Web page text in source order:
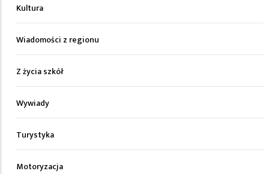
Kultura
Wiadomości z regionu
Z życia szkół
Wywiady
Turystyka
Motoryzacja